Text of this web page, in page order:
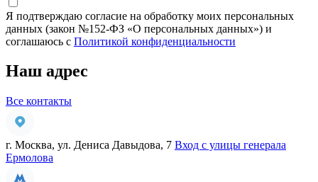
Я подтверждаю согласие на обработку моих персональных
данных (закон №152-ФЗ «О персональных данных») и
соглашаюсь с Политикой конфиденциальности
Наш адрес
Все контакты
г. Москва, ул. Дениса Давыдова, 7 Вход с улицы генерала
Ермолова